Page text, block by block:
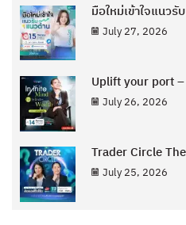
มือใหม่เข้าใจแนว
July 27, 2026
Uplift your port
July 26, 2026
Trader Circle
July 25, 2026